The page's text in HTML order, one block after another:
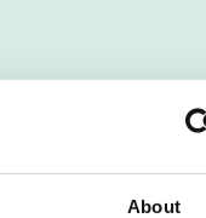
About
ditt intresse.